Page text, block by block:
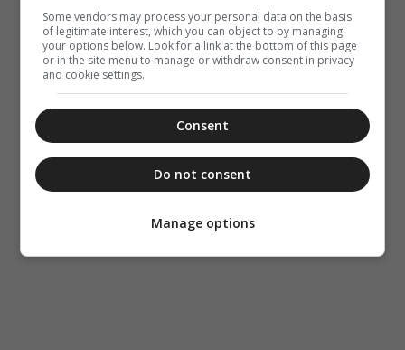
Some vendors may process your personal data on the basis
of legitimate interest, which you can object to by managing
your options below. Look for a link at the bottom of this page
or in the site menu to manage or withdraw consent in privacy
and cookie settings.
Consent
Do not consent
Manage options